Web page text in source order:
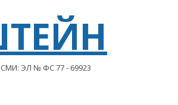
ЭЛ № ФС 77 - 69923